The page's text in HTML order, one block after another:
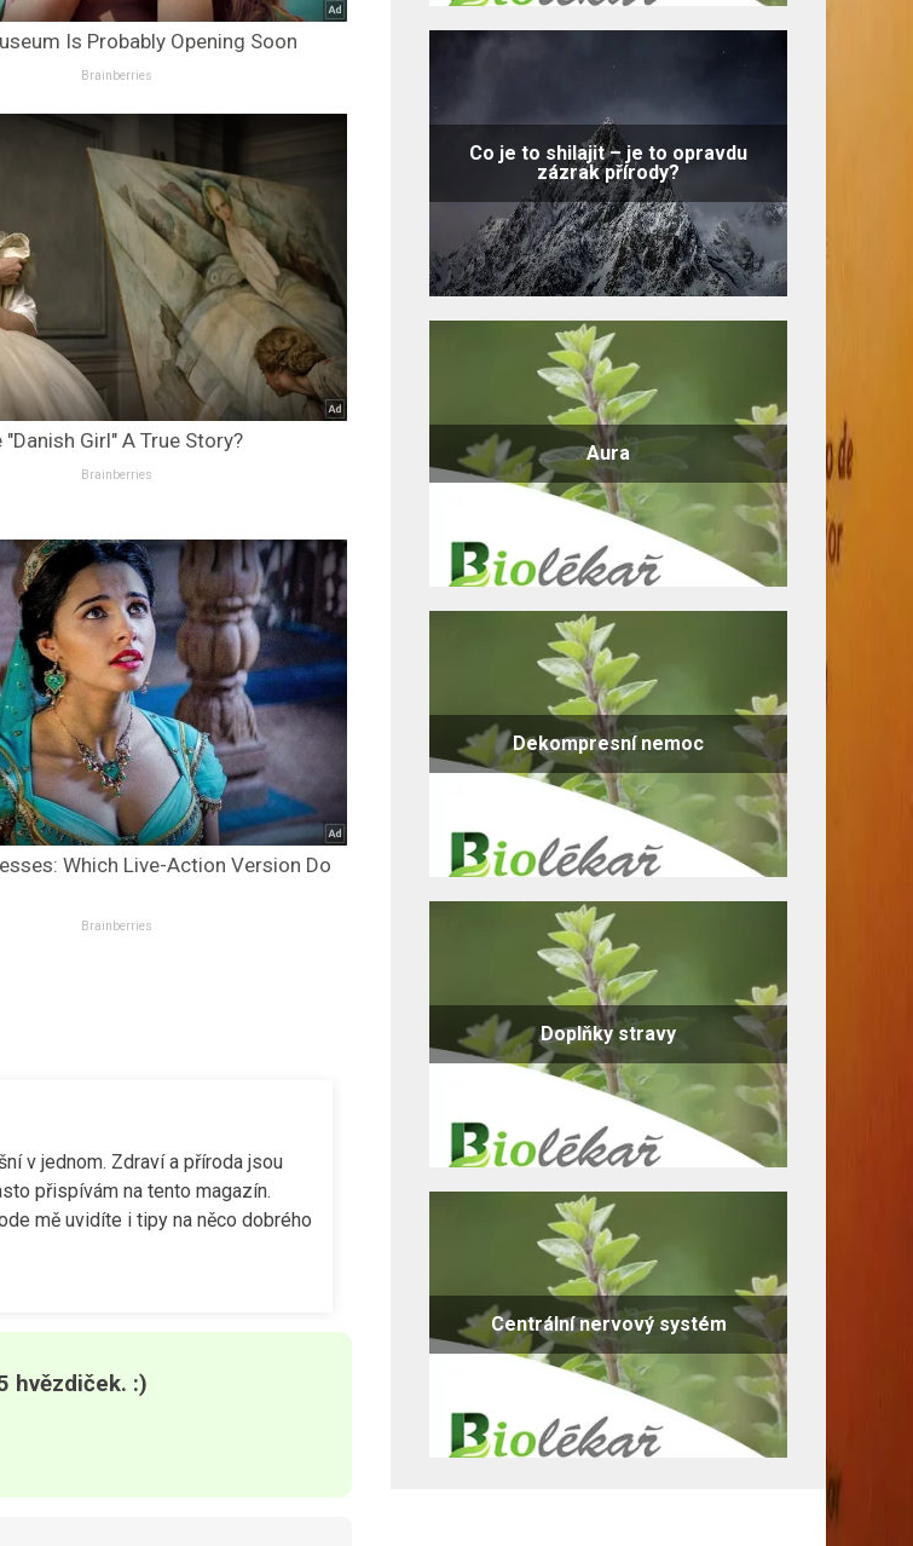
Is Probably Opening Soon
Brainberries
"Danish Girl" A True Story?
Brainberries
Which Live-Action Version Do
Brainberries
v jednom. Zdraví a příroda jsou
přispívám na tento magazín.
mě uvidíte i tipy na něco dobrého
hvězdiček. :)
Co je to shilajit – je to opravdu
zázrak přírody?
Aura
Dekompresní nemoc
Doplňky stravy
Centrální nervový systém